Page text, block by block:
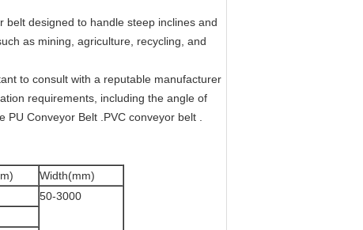
belt designed to handle steep inclines and
as mining, agriculture, recycling, and
to consult with a reputable manufacturer
requirements, including the angle of
Conveyor Belt .PVC conveyor belt .
Width(mm)
50-3000